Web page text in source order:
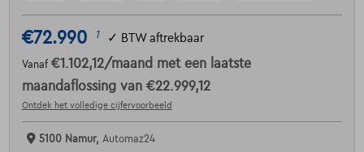
€72.990 1 ✓ BTW aftrekbaar
Vanaf €1.102,12/maand met een laatste
maandaflossing van €22.999,12
Ontdek het volledige cijfervoorbeeld
5100 Namur, Automaz24